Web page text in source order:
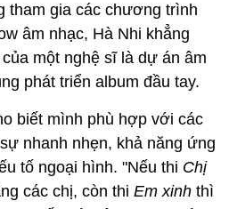
tham gia các chương trình
âm nhạc, Hà Nhi khẳng
một nghệ sĩ là dự án âm
phát triển album đầu tay.
biết mình phù hợp với các
nhanh nhẹn, khả năng ứng
tố ngoại hình. "Nếu thi Chị
các chị, còn thi Em xinh thì